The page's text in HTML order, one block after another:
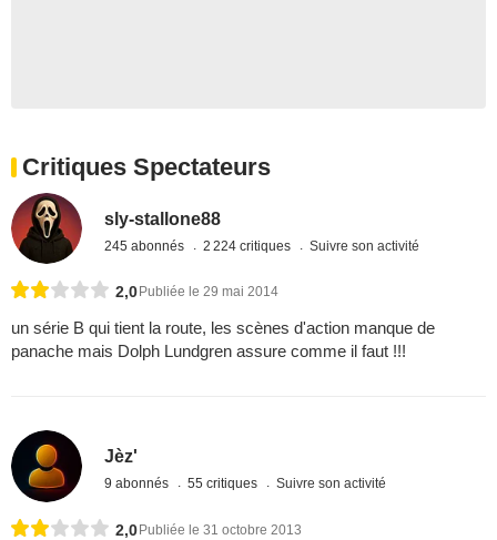
Critiques Spectateurs
sly-stallone88
245 abonnés 2 224 critiques Suivre son activité
2,0 Publiée le 29 mai 2014
un série B qui tient la route, les scènes d'action manque de
panache mais Dolph Lundgren assure comme il faut !!!
Jèz'
9 abonnés 55 critiques Suivre son activité
2,0Publiée le 31 octobre 2013